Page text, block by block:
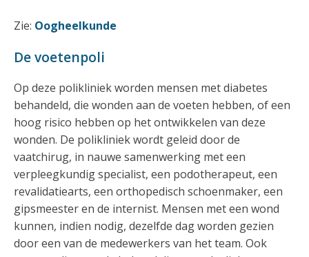
Zie: Oogheelkunde
De voetenpoli
Op deze polikliniek worden mensen met diabetes
behandeld, die wonden aan de voeten hebben, of een
hoog risico hebben op het ontwikkelen van deze
wonden. De polikliniek wordt geleid door de
vaatchirug, in nauwe samenwerking met een
verpleegkundig specialist, een podotherapeut, een
revalidatiearts, een orthopedisch schoenmaker, een
gipsmeester en de internist. Mensen met een wond
kunnen, indien nodig, dezelfde dag worden gezien
door een van de medewerkers van het team. Ook